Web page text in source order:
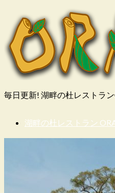
毎日更新! 湖畔の杜レストラ
湖畔の杜レストラン